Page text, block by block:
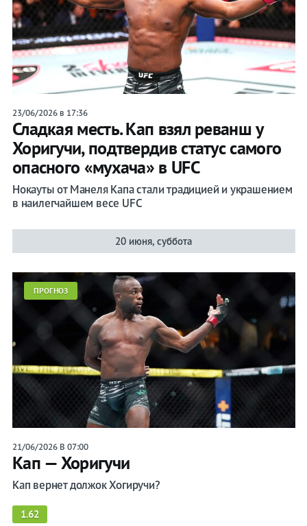
23/06/2026 в 17:36
Сладкая месть. Кап взял реванш у
Хоригучи, подтвердив статус самого
опасного «мухача» в UFC
Нокауты от Манеля Капа стали традицией и украшением
в наилегчайшем весе UFC
20 июня, суббота
ПРОГНОЗ
21/06/2026 В 07:00
Кап — Хоригучи
Кап вернет должок Хогиручи?
1.62
Теннис
Бои
Тагир
Уланбеков
Лента
Вся
лента
Прочие
Игры